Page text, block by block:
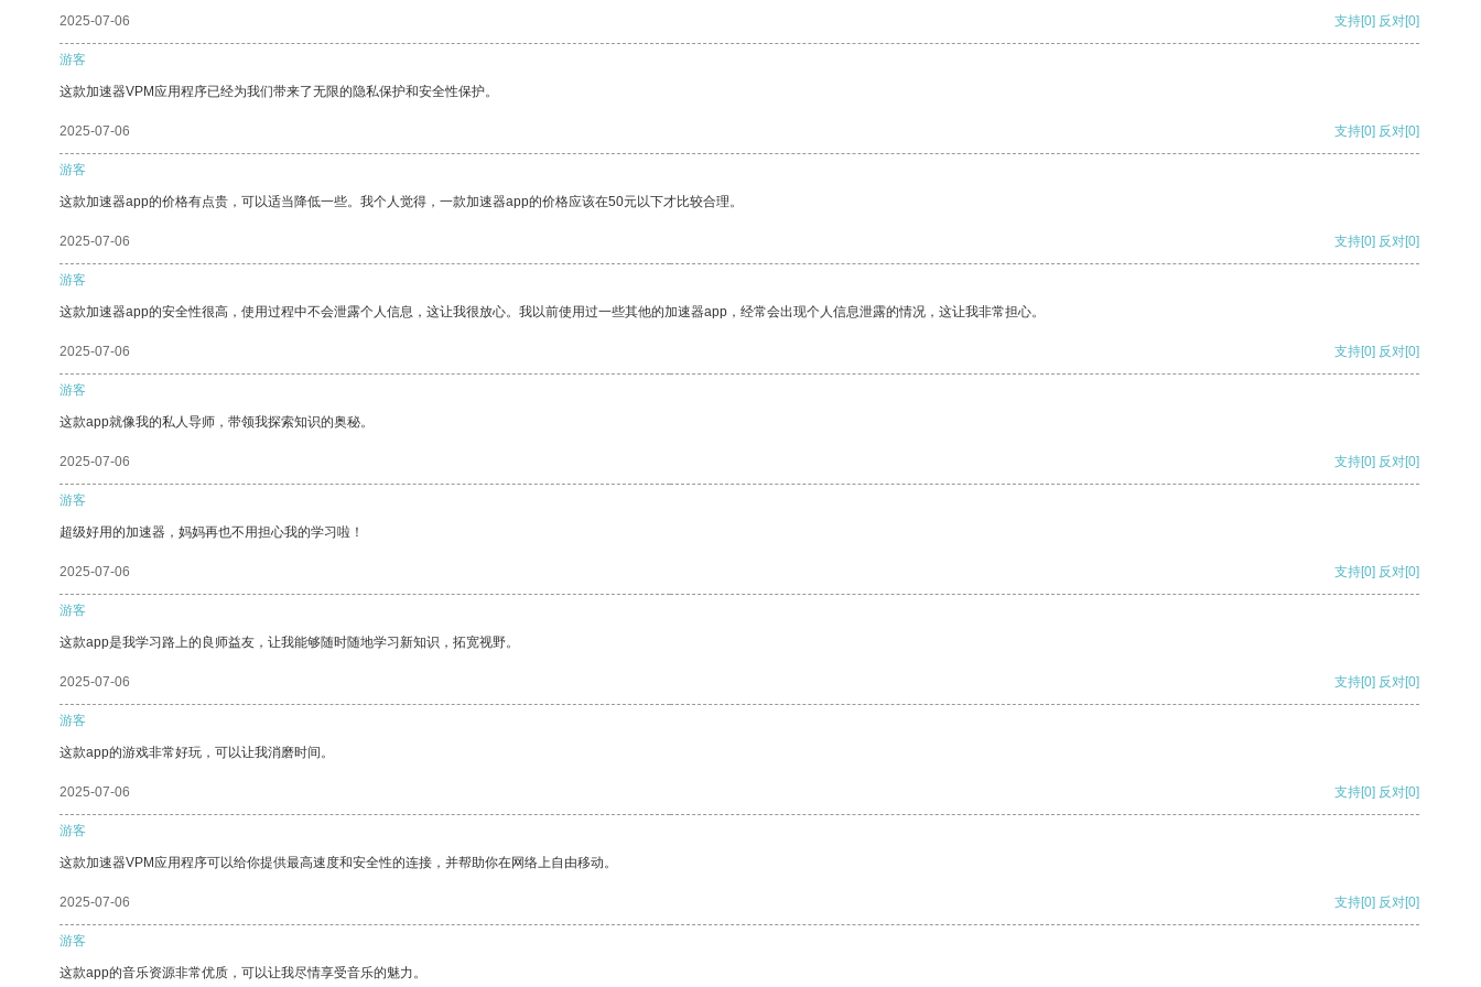
2025-07-06 支持[0] 反对[0]
游客
这款加速器VPM应用程序已经为我们带来了无限的隐私保护和安全性保护。
2025-07-06 支持[0] 反对[0]
游客
这款加速器app的价格有点贵，可以适当降低一些。我个人觉得，一款加速器app的价格应该在50元以下才比较合理。
2025-07-06 支持[0] 反对[0]
游客
这款加速器app的安全性很高，使用过程中不会泄露个人信息，这让我很放心。我以前使用过一些其他的加速器app，经常会出现个人信息泄露的情况，这让我非常担心。
2025-07-06 支持[0] 反对[0]
游客
这款app就像我的私人导师，带领我探索知识的奥秘。
2025-07-06 支持[0] 反对[0]
游客
超级好用的加速器，妈妈再也不用担心我的学习啦！
2025-07-06 支持[0] 反对[0]
游客
这款app是我学习路上的良师益友，让我能够随时随地学习新知识，拓宽视野。
2025-07-06 支持[0] 反对[0]
游客
这款app的游戏非常好玩，可以让我消磨时间。
2025-07-06 支持[0] 反对[0]
游客
这款加速器VPM应用程序可以给你提供最高速度和安全性的连接，并帮助你在网络上自由移动。
2025-07-06 支持[0] 反对[0]
游客
这款app的音乐资源非常优质，可以让我尽情享受音乐的魅力。